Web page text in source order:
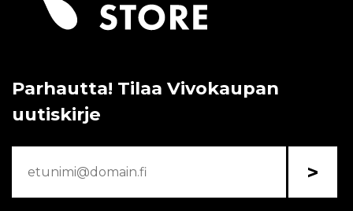
Parhautta! Tilaa Vivokaupan
uutiskirje
>